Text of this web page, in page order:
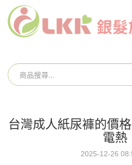
台灣成人紙尿褲的價
電熱
2025-12-26